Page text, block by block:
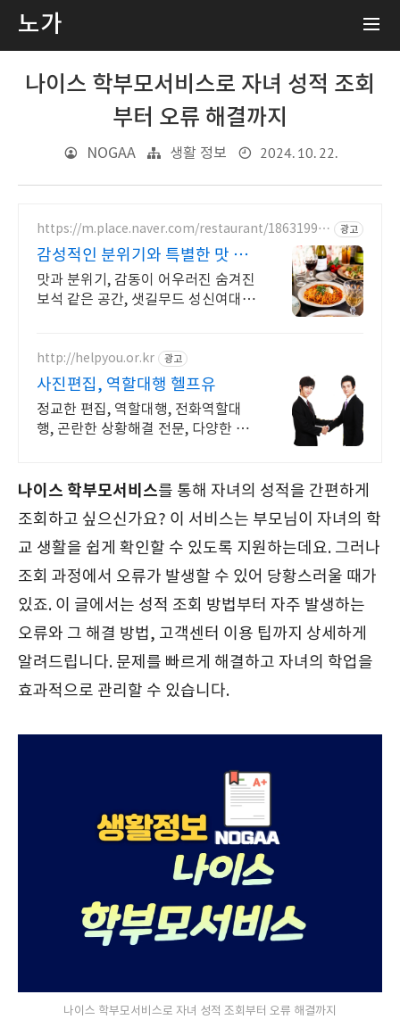
노가
나이스 학부모서비스로 자녀 성적 조회
부터 오류 해결까지
NOGAA 생활 정보 2024. 10. 22.
https://m.place.naver.com/restaurant/18631995
87
광고
감성적인 분위기와 특별한 맛 데
이트를 위한 특별한 공간
맛과 분위기, 감동이 어우러진 숨겨진
보석 같은 공간, 샛길무드 성신여대점
http://helpyou.or.kr 광고
사진편집, 역할대행 헬프유
정교한 편집, 역할대행, 전화역할대
행, 곤란한 상황해결 전문, 다양한 사
해결이 가능합니다.
나이스 학부모서비스를 통해 자녀의 성적을 간편하게
조회하고 싶으신가요? 이 서비스는 부모님이 자녀의 학
교 생활을 쉽게 확인할 수 있도록 지원하는데요. 그러나
조회 과정에서 오류가 발생할 수 있어 당황스러울 때가
있죠. 이 글에서는 성적 조회 방법부터 자주 발생하는
오류와 그 해결 방법, 고객센터 이용 팁까지 상세하게
알려드립니다. 문제를 빠르게 해결하고 자녀의 학업을
효과적으로 관리할 수 있습니다.
나이스 학부모서비스로 자녀 성적 조회부터 오류 해결까지